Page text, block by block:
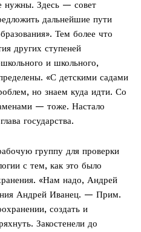
Веснік"
нужны. Здесь — совет
дальнейшие пути
Тем более что
других ступеней
и школьного,
«С детскими садами
но знаем куда идти. Со
— тоже. Настало
государства.
группу для проверки
с тем, как это было
«Нам надо, Андрей
Андрей Иванец. — Прим.
создать и
Закостенели до